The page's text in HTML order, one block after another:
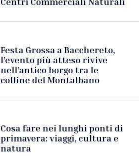
Festa Grossa a Bacchereto,
l’evento più atteso rivive
nell’antico borgo tra le
colline del Montalbano
Cosa fare nei lunghi ponti di
primavera: viaggi, cultura e
natura